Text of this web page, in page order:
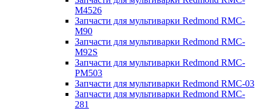
M4526
Запчасти для мультиварки Redmond RMC-
M90
Запчасти для мультиварки Redmond RMC-
M92S
Запчасти для мультиварки Redmond RMC-
PM503
Запчасти для мультиварки Redmond RMC-03
Запчасти для мультиварки Redmond RMC-
281